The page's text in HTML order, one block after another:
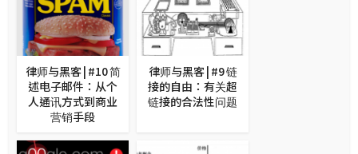
律师与黑客 | #10 简
述电子邮件：从个
人通讯方式到商业
营销手段
律师与黑客 | #9 链
接的自由：有关超
链接的合法性问题